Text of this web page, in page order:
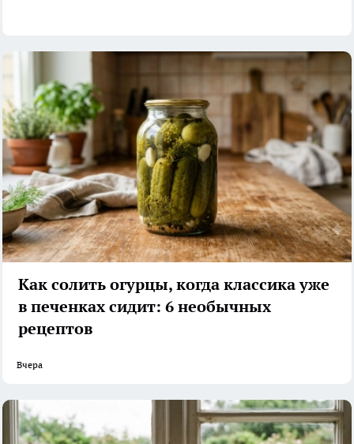
Как солить огурцы, когда классика уже
в печенках сидит: 6 необычных
рецептов
Вчера